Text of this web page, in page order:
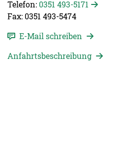
Telefon: 0351 493-5171
Fax: 0351 493-5474
E-Mail schreiben
Anfahrtsbeschreibung